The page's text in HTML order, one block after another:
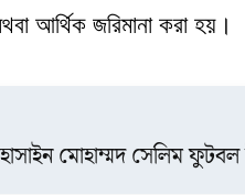
আর্থিক জরিমানা করা হয়।
মোহাম্মদ সেলিম ফুটবল